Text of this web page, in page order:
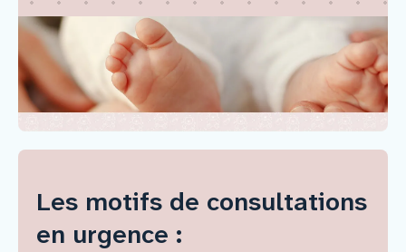
Vous êtes
Nous rejoindre
Les motifs de consultations
en urgence :